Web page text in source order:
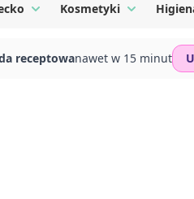
Suplementy
Toggle submenu for Mama i
Kosmetyki Toggle
receptowanawet w 15 minut